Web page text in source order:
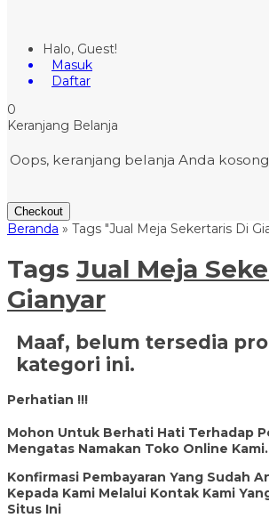
Halo, Guest!
Masuk
Daftar
0
Keranjang Belanja
Oops, keranjang belanja Anda
Checkout
Beranda » Tags "Jual Meja Sekertaris Di
Tags Jual Meja
Gianyar
Maaf, belum tersedia
kategori ini.
Perhatian !!!
Mohon Untuk Berhati Hati Terhadap
Mengatas Namakan Toko Online Kami.
Konfirmasi Pembayaran Yang Sudah
Kepada Kami Melalui Kontak Kami
Situs Ini